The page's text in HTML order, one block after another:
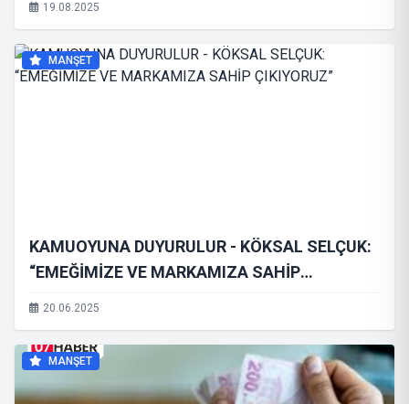
19.08.2025
MANŞET
KAMUOYUNA DUYURULUR - KÖKSAL SELÇUK:
“EMEĞİMİZE VE MARKAMIZA SAHİP
ÇIKIYORUZ”
20.06.2025
MANŞET